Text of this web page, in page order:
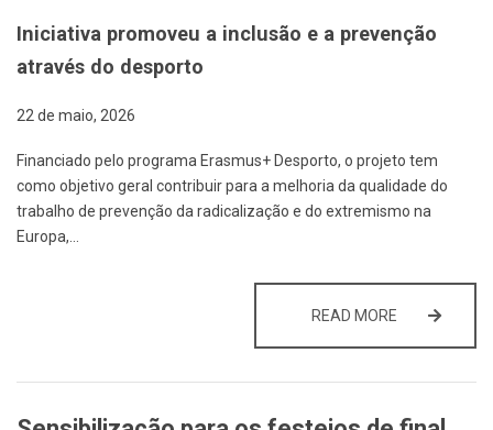
Iniciativa promoveu a inclusão e a prevenção
através do desporto
22 de maio, 2026
Financiado pelo programa Erasmus+ Desporto, o projeto tem
como objetivo geral contribuir para a melhoria da qualidade do
trabalho de prevenção da radicalização e do extremismo na
Europa,…
READ MORE “𝗦𝗧𝗢𝗣 –